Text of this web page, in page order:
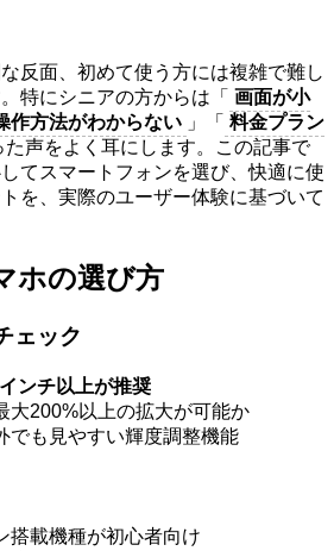
反面、初めて使う方には複雑で難し
特にシニアの方からは「 画面が小
作方法がわからない 」「 料金プラン
た声をよく耳にします。この記事で
てスマートフォンを選び、快適に使
を、実際のユーザー体験に基づいて
ホの選び方
ェック
ンチ以上が推奨
大200%以上の拡大が可能か
でも見やすい輝度調整機能
搭載機種が初心者向け